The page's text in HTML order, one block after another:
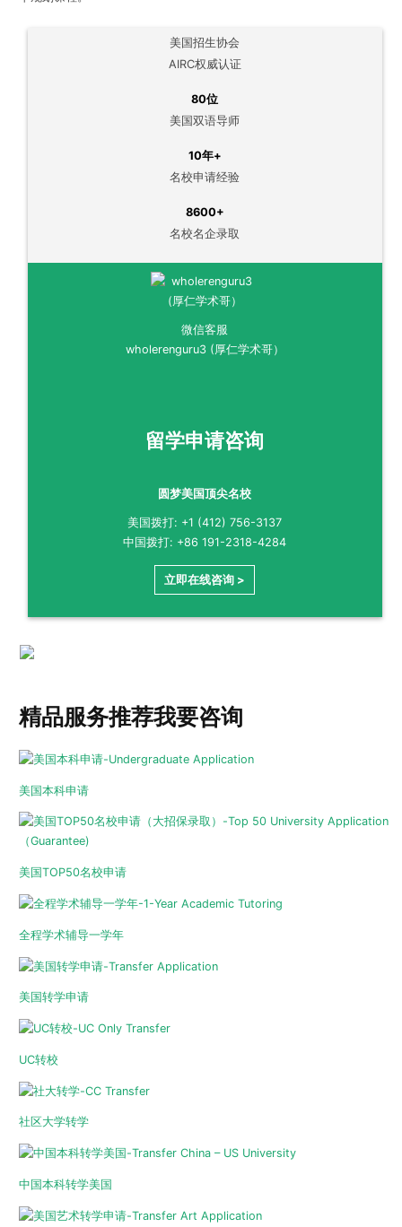
美国招生协会
AIRC权威认证
80位
美国双语导师
10年+
名校申请经验
8600+
名校名企录取
微信客服
wholerenguru3 (厚仁学术哥）
留学申请咨询
圆梦美国顶尖名校
美国拨打: +1 (412) 756-3137
中国拨打: +86 191-2318-4284
立即在线咨询 >
精品服务推荐我要咨询
美国本科申请
美国TOP50名校申请
全程学术辅导一学年
美国转学申请
UC转校
社区大学转学
中国本科转学美国